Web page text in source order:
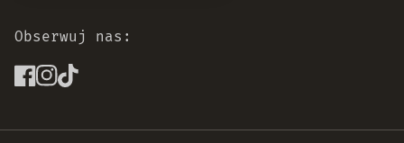
Obserwuj nas: